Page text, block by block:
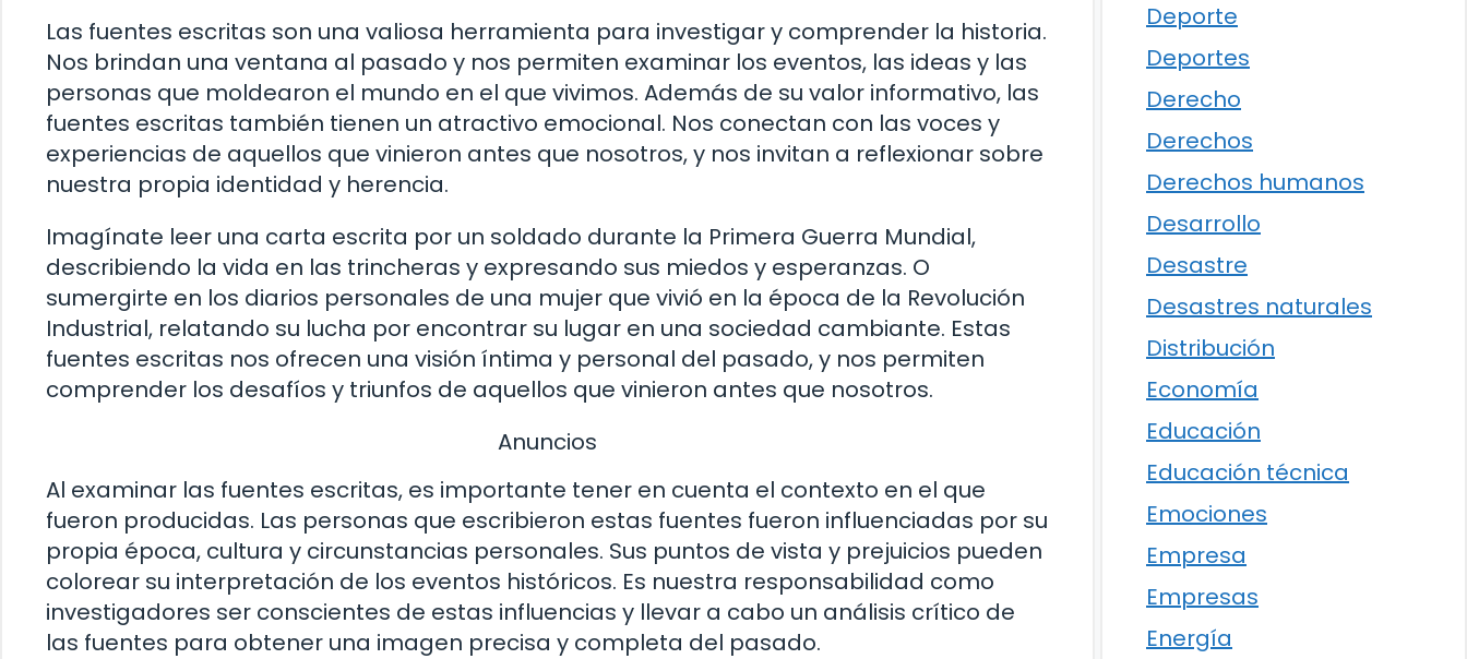
Las fuentes escritas son una valiosa herramienta para investigar y comprender la historia.
Nos brindan una ventana al pasado y nos permiten examinar los eventos, las ideas y las
personas que moldearon el mundo en el que vivimos. Además de su valor informativo, las
fuentes escritas también tienen un atractivo emocional. Nos conectan con las voces y
experiencias de aquellos que vinieron antes que nosotros, y nos invitan a reflexionar sobre
nuestra propia identidad y herencia.
Imagínate leer una carta escrita por un soldado durante la Primera Guerra Mundial,
describiendo la vida en las trincheras y expresando sus miedos y esperanzas. O
sumergirte en los diarios personales de una mujer que vivió en la época de la Revolución
Industrial, relatando su lucha por encontrar su lugar en una sociedad cambiante. Estas
fuentes escritas nos ofrecen una visión íntima y personal del pasado, y nos permiten
comprender los desafíos y triunfos de aquellos que vinieron antes que nosotros.
Anuncios
Al examinar las fuentes escritas, es importante tener en cuenta el contexto en el que
fueron producidas. Las personas que escribieron estas fuentes fueron influenciadas por su
propia época, cultura y circunstancias personales. Sus puntos de vista y prejuicios pueden
colorear su interpretación de los eventos históricos. Es nuestra responsabilidad como
investigadores ser conscientes de estas influencias y llevar a cabo un análisis crítico de
las fuentes para obtener una imagen precisa y completa del pasado.
Deporte
Deportes
Derecho
Derechos
Derechos humanos
Desarrollo
Desastre
Desastres naturales
Distribución
Economía
Educación
Educación técnica
Emociones
Empresa
Empresas
Energía